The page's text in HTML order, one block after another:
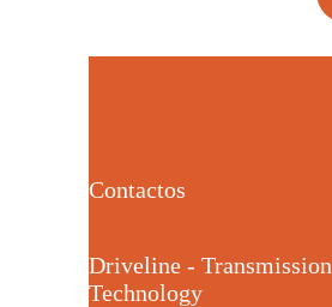
Contactos
Driveline - Transmission
Technology